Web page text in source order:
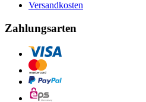
Versandkosten
Zahlungsarten